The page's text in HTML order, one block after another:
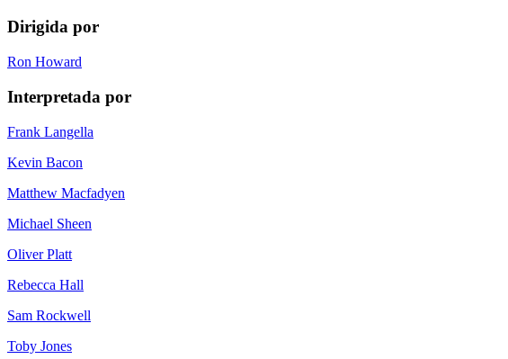
Dirigida por
Ron Howard
Interpretada por
Frank Langella
Kevin Bacon
Matthew Macfadyen
Michael Sheen
Oliver Platt
Rebecca Hall
Sam Rockwell
Toby Jones